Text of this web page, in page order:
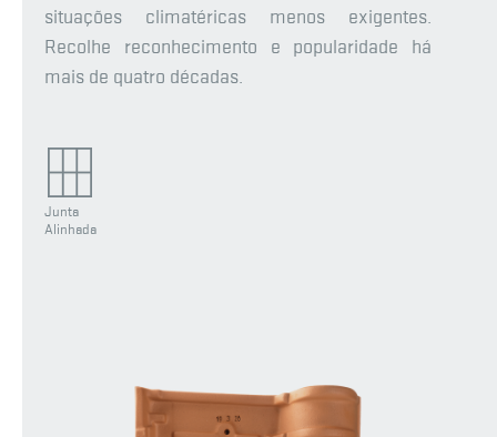
situações climatéricas menos exigentes.
Recolhe reconhecimento e popularidade há
mais de quatro décadas.
Junta
Alinhada